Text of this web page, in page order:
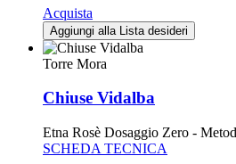
Acquista
Aggiungi alla Lista desideri
Torre Mora
Chiuse Vidalba
Etna Rosè Dosaggio Zero -
SCHEDA TECNICA